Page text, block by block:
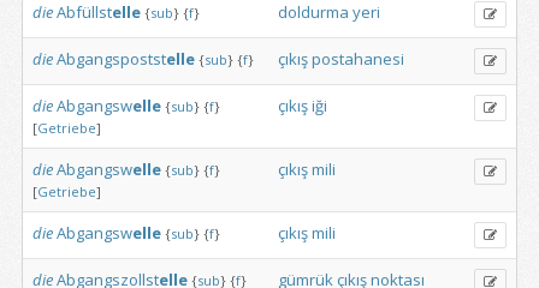
dieAbfüllstelle {sub} {f} doldurma yeri
dieAbgangspoststelle {sub} {f} çıkışpostahanesi
dieAbgangswelle {sub} {f}
[Getriebe]
çıkışiği
dieAbgangswelle {sub} {f}
[Getriebe]
çıkışmili
dieAbgangswelle {sub} {f} çıkışmili
dieAbgangszollstelle {sub} {f} gümrük çıkışnoktası